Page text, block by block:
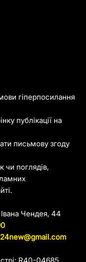
гіперпосилання
публікації на
письмову згоду
чи поглядів,
Чендея, 44